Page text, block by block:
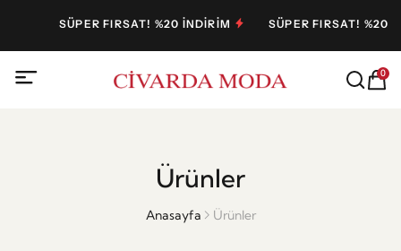
SÜPER FIRSAT! %20 İNDİRİM SÜPER FIRSAT! %20
0
Ürünler
Anasayfa Ürünler